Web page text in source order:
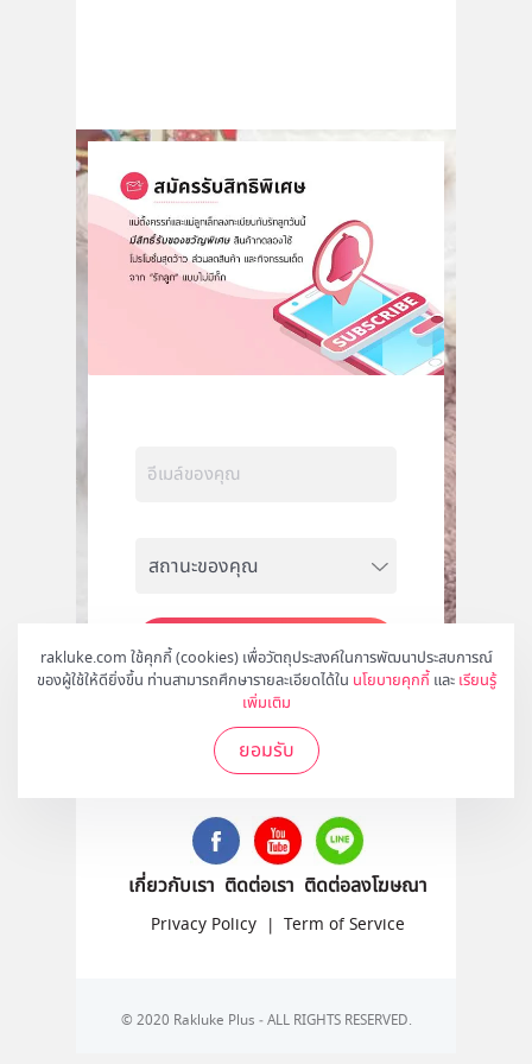
rakluke.com ใช้คุกกี้ (cookies) เพื่อวัตถุประสงค์ในการพัฒนาประสบการณ์
ของผู้ใช้ให้ดียิ่งขึ้น ท่านสามารถศึกษารายละเอียดได้ใน นโยบายคุกกี้ และ เรียนรู้
เพิ่มเติม
ยอมรับ
สมัคร
ติดตามเราได้ที่
เกี่ยวกับเรา ติดต่อเรา ติดต่อลงโฆษณา
Privacy Policy | Term of Service
© 2020 Rakluke Plus - ALL RIGHTS RESERVED.